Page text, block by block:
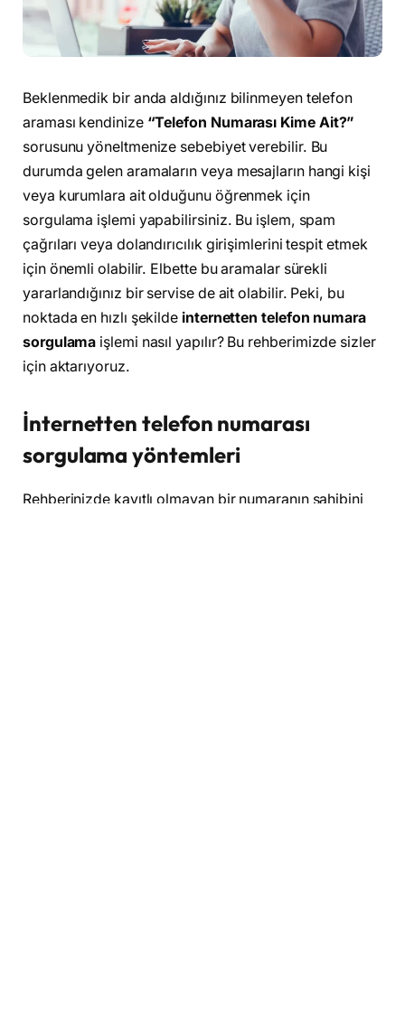
Beklenmedik bir anda aldığınız bilinmeyen telefon
araması kendinize “Telefon Numarası Kime Ait?”
sorusunu yöneltmenize sebebiyet verebilir. Bu
durumda gelen aramaların veya mesajların hangi kişi
veya kurumlara ait olduğunu öğrenmek için
sorgulama işlemi yapabilirsiniz. Bu işlem, spam
çağrıları veya dolandırıcılık girişimlerini tespit etmek
için önemli olabilir. Elbette bu aramalar sürekli
yararlandığınız bir servise de ait olabilir. Peki, bu
noktada en hızlı şekilde internetten telefon numara
sorgulama işlemi nasıl yapılır? Bu rehberimizde sizler
için aktarıyoruz.
İnternetten telefon numarası
sorgulama yöntemleri
Rehberinizde kayıtlı olmayan bir numaranın sahibini